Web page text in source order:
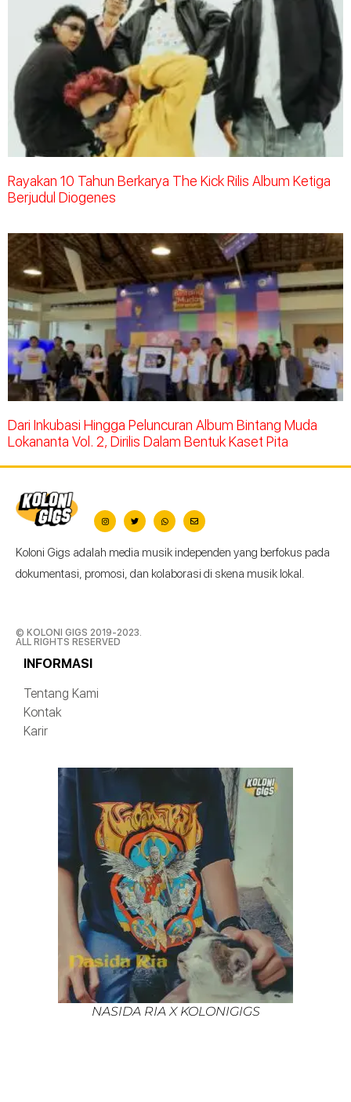
Rayakan 10 Tahun Berkarya The Kick Rilis Album Ketiga
Berjudul Diogenes
Dari Inkubasi Hingga Peluncuran Album Bintang Muda
Lokananta Vol. 2, Dirilis Dalam Bentuk Kaset Pita
Koloni Gigs adalah media musik independen yang berfokus pada
dokumentasi, promosi, dan kolaborasi di skena musik lokal.
© KOLONI GIGS 2019-2023.
ALL RIGHTS RESERVED
INFORMASI
Tentang Kami
Kontak
Karir
NASIDA RIA X KOLONIGIGS